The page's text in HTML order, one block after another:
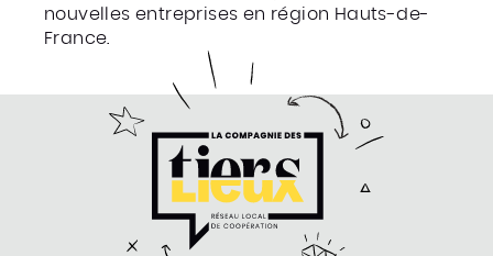
nouvelles entreprises en région Hauts-de-
France.